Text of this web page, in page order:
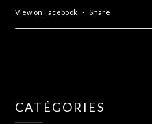
View on Facebook · Share
CATÉGORIES